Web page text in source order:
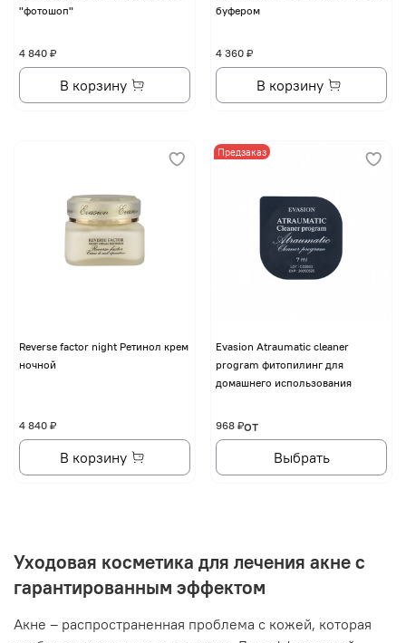
"фотошоп"
4 840 ₽
В корзину
буфером
4 360 ₽
В корзину
Reverse factor night Ретинол крем
ночной
4 840 ₽
В корзину
Предзаказ
Evasion Atraumatic cleaner
program фитопилинг для
домашнего использования
от
968 ₽
Выбрать
Уходовая косметика для лечения акне с
гарантированным эффектом
Акне – распространенная проблема с кожей, которая